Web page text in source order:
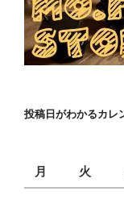
投稿日がわかるカレ
月
火